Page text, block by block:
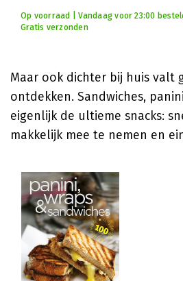
Op voorraad | Vandaag voor 23:00
Gratis verzonden
Maar ook dichter bij huis valt
ontdekken. Sandwiches,
eigenlijk de ultieme snacks:
makkelijk mee te nemen en